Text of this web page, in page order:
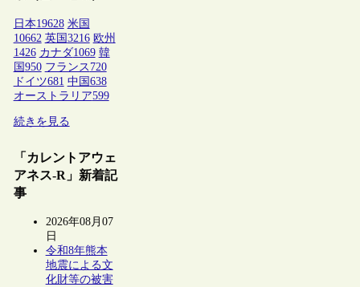
日本19628 米国
10662 英国 3216 欧州
1426 カナダ1069 韓
国 950 フランス 720
ドイツ681 中国 638
オーストラリア599
続きを見る
「カレントアウェ
アネス-R」新着記
事
2026年08月07
日
令和8年熊本
地震による文
化財等の被害